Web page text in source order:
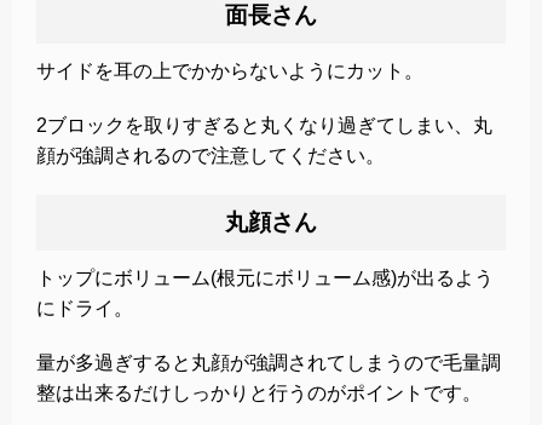
面長さん
サイドを耳の上でかからないようにカット。
2ブロックを取りすぎると丸くなり過ぎてしまい、丸
顔が強調されるので注意してください。
丸顔さん
トップにボリューム(根元にボリューム感)が出るよう
にドライ。
量が多過ぎすると丸顔が強調されてしまうので毛量調
整は出来るだけしっかりと行うのがポイントです。